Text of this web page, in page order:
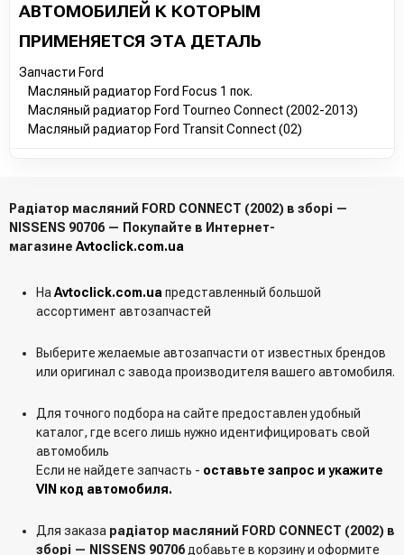
АВТОМОБИЛЕЙ К КОТОРЫМ
ПРИМЕНЯЕТСЯ ЭТА ДЕТАЛЬ
Запчасти Ford
Масляный радиатор Ford Focus 1 пок.
Масляный радиатор Ford Tourneo Connect (2002-2013)
Масляный радиатор Ford Transit Connect (02)
Радіатор масляний FORD CONNECT (2002) в зборі —
NISSENS 90706 — Покупайте в Интернет-
магазине Avtoclick.com.ua
НаAvtoclick.com.uaпредставленный большой
ассортимент автозапчастей
Выберите желаемые автозапчасти от известных брендов
или оригинал с завода производителя вашего автомобиля.
Для точного подбора на сайте предоставлен удобный
каталог, где всего лишь нужно идентифицировать свой
автомобиль
Если не найдете запчасть - оставьте запрос и укажите
VIN код автомобиля.
Для заказа радіатор масляний FORD CONNECT (2002) в
зборі — NISSENS 90706добавьте в корзину и оформите